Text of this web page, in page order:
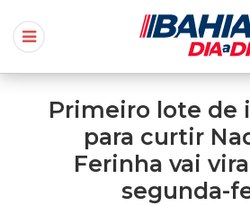
Primeiro lote de
para curtir
Ferinha vai
segunda-